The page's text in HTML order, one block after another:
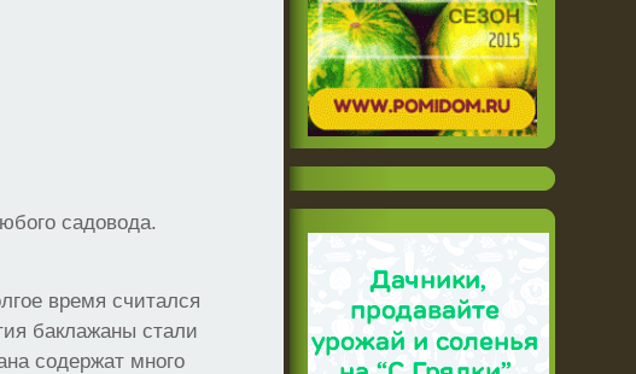
садовода.
время считался
баклажаны стали
содержат много